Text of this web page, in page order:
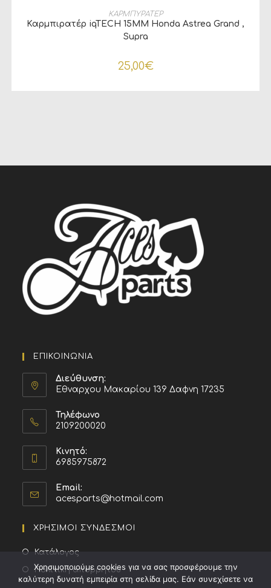
ΠΡΟΣΘΉΚΗ ΣΤΟ ΚΑΛΆΘΙ
ΚΑΡΜΠΥΡΑΤΕΡ
Καρμπιρατέρ iqTECH 15ΜΜ Honda Astrea Grand ,
Supra
25,00€
ΕΠΙΚΟΙΝΩΝΙΑ
Διεύθυνση:
Εθναρχου Μακαρίου 139 Δαφνη 17235
Τηλέφωνο
2109200020
Κινητό:
6985975872
Email:
acesparts@hotmail.com
ΧΡΗΣΙΜΟΙ ΣΥΝΔΕΣΜΟΙ
Κατάλογος
Πολιτική απορρήτου
Χρησιμοποιούμε cookies για να σας προσφέρουμε την
καλύτερη δυνατή εμπειρία στη σελίδα μας. Εάν συνεχίσετε να